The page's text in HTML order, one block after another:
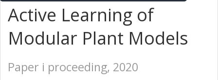
Active Learning of
Modular Plant Models
Paper i proceeding, 2020